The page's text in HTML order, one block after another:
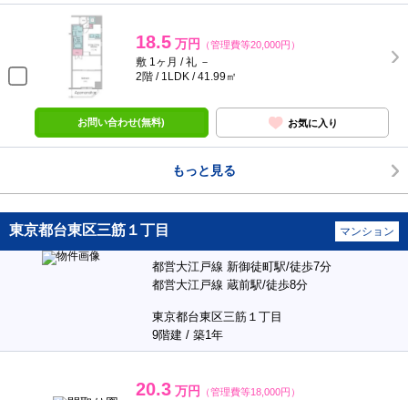
18.5 万円 （管理費等20,000円）
敷 1ヶ月 / 礼 －
2階 / 1LDK / 41.99㎡
お問い合わせ(無料) お気に入り
もっと見る
東京都台東区三筋１丁目 マンション
都営大江戸線 新御徒町駅/徒歩7分
都営大江戸線 蔵前駅/徒歩8分
東京都台東区三筋１丁目
9階建 / 築1年
20.3 万円 （管理費等18,000円）